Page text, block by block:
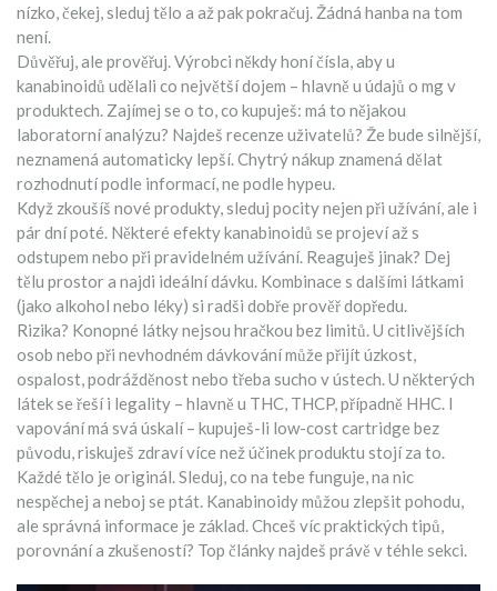
nízko, čekej, sleduj tělo a až pak pokračuj. Žádná hanba na tom
není.
Důvěřuj, ale prověřuj. Výrobci někdy honí čísla, aby u
kanabinoidů udělali co největší dojem – hlavně u údajů o mg v
produktech. Zajímej se o to, co kupuješ: má to nějakou
laboratorní analýzu? Najdeš recenze uživatelů? Že bude silnější,
neznamená automaticky lepší. Chytrý nákup znamená dělat
rozhodnutí podle informací, ne podle hypeu.
Když zkoušíš nové produkty, sleduj pocity nejen při užívání, ale i
pár dní poté. Některé efekty kanabinoidů se projeví až s
odstupem nebo při pravidelném užívání. Reaguješ jinak? Dej
tělu prostor a najdi ideální dávku. Kombinace s dalšími látkami
(jako alkohol nebo léky) si radši dobře prověř dopředu.
Rizika? Konopné látky nejsou hračkou bez limitů. U citlivějších
osob nebo při nevhodném dávkování může přijít úzkost,
ospalost, podrážděnost nebo třeba sucho v ústech. U některých
látek se řeší i legality – hlavně u THC, THCP, případně HHC. I
vapování má svá úskalí – kupuješ-li low-cost cartridge bez
původu, riskuješ zdraví více než účinek produktu stojí za to.
Každé tělo je originál. Sleduj, co na tebe funguje, na nic
nespěchej a neboj se ptát. Kanabinoidy můžou zlepšit pohodu,
ale správná informace je základ. Chceš víc praktických tipů,
porovnání a zkušeností? Top články najdeš právě v téhle sekci.